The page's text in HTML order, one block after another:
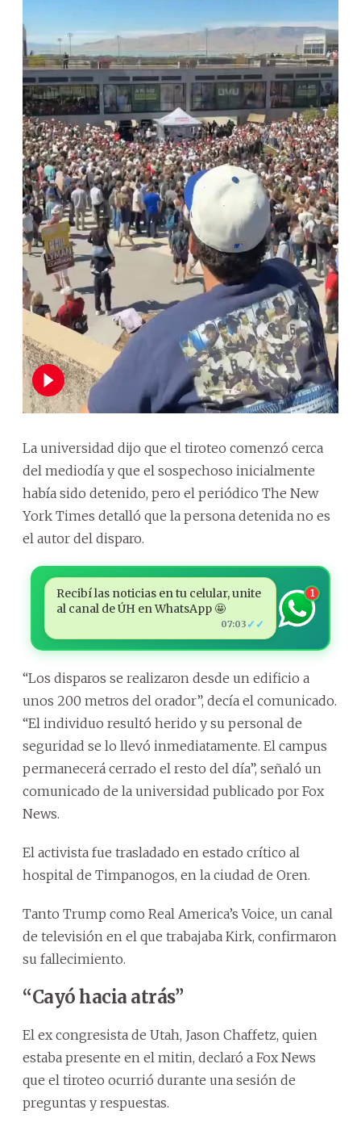
La universidad dijo que el tiroteo comenzó cerca
del mediodía y que el sospechoso inicialmente
había sido detenido, pero el periódico The New
York Times detalló que la persona detenida no es
el autor del disparo.
Recibí las noticias en tu celular, unite
al canal de ÚH en WhatsApp 🤩
07:03 ✓✓
1
“Los disparos se realizaron desde un edificio a
unos 200 metros del orador”, decía el comunicado.
“El individuo resultó herido y su personal de
seguridad se lo llevó inmediatamente. El campus
permanecerá cerrado el resto del día”, señaló un
comunicado de la universidad publicado por Fox
News.
El activista fue trasladado en estado crítico al
hospital de Timpanogos, en la ciudad de Oren.
Tanto Trump como Real America’s Voice, un canal
de televisión en el que trabajaba Kirk, confirmaron
su fallecimiento.
“Cayó hacia atrás”
El ex congresista de Utah, Jason Chaffetz, quien
estaba presente en el mitin, declaró a Fox News
que el tiroteo ocurrió durante una sesión de
preguntas y respuestas.